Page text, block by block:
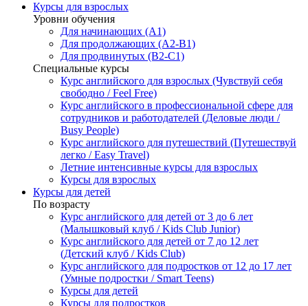
Курсы для взрослых
Уровни обучения
Для начинающих (A1)
Для продолжающих (A2-B1)
Для продвинутых (B2-C1)
Специальные курсы
Курс английского для взрослых (Чувствуй себя
свободно / Feel Free)
Курс английского в профессиональной сфере для
сотрудников и работодателей (Деловые люди /
Busy People)
Курс английского для путешествий (Путешествуй
легко / Easy Travel)
Летние интенсивные курсы для взрослых
Курсы для взрослых
Курсы для детей
По возрасту
Курс английского для детей от 3 до 6 лет
(Малышковый клуб / Kids Club Junior)
Курс английского для детей от 7 до 12 лет
(Детский клуб / Kids Club)
Курс английского для подростков от 12 до 17 лет
(Умные подростки / Smart Teens)
Курсы для детей
Курсы для подростков